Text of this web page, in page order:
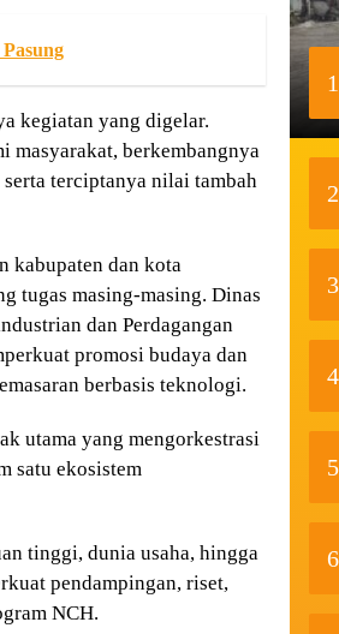
kegiatan yang digelar.
masyarakat, berkembangnya
terciptanya nilai tambah
kabupaten dan kota
tugas masing-masing. Dinas
dan Perdagangan
promosi budaya dan
berbasis teknologi.
utama yang mengorkestrasi
satu ekosistem
tinggi, dunia usaha, hingga
pendampingan, riset,
NCH.
1
2
3
4
5
6